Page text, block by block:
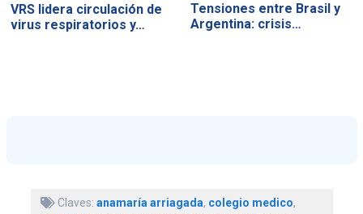
VRS lidera circulación de
virus respiratorios y…
Tensiones entre Brasil y
Argentina: crisis…
Claves: anamaría arriagada, colegio medico,